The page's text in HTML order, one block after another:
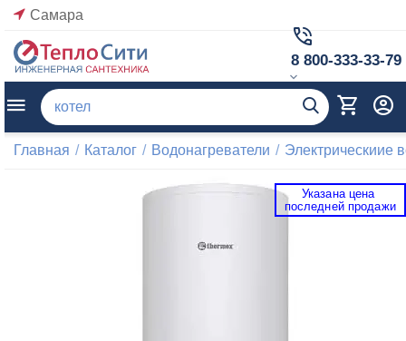
Самара
8 800-333-33-79
Главная / Каталог / Водонагреватели / Электрическиие
Указана цена
последней продажи